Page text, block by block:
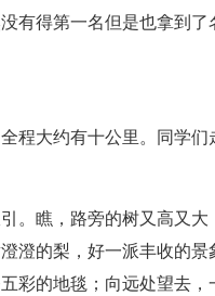
有得第一名但是也拿到
程大约有十公里。同学
。瞧，路旁的树又高又
澄的梨，好一派丰收的
彩的地毯；向远处望去